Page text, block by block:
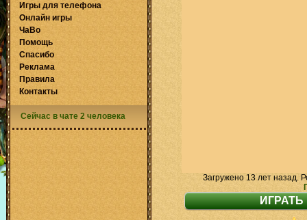
Загружено 13 лет назад.
Игры для телефона
Онлайн игры
ЧаВо
Помощь
Спасибо
Реклама
Правила
Контакты
Сейчас в чате 2 человека